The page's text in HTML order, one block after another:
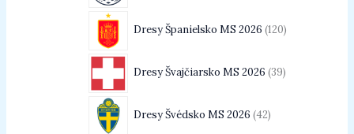
Dresy Španielsko MS 2026 120
Dresy Švajčiarsko MS 2026 39
Dresy Švédsko MS 2026 42